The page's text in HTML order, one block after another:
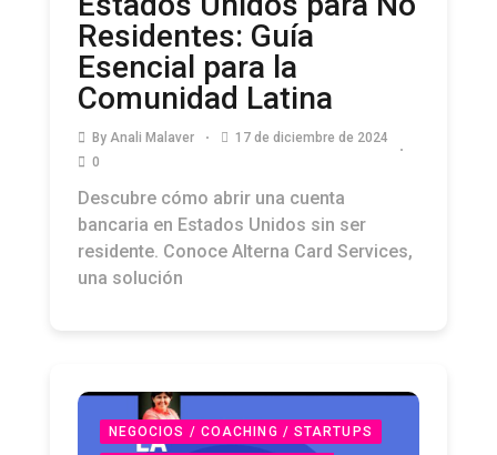
Residentes: Guía
Esencial para la
Comunidad Latina
By Anali Malaver
17 de diciembre de 2024
0
Descubre cómo abrir una cuenta
bancaria en Estados Unidos sin ser
residente. Conoce Alterna Card Services,
una solución
NEGOCIOS / COACHING / STARTUPS